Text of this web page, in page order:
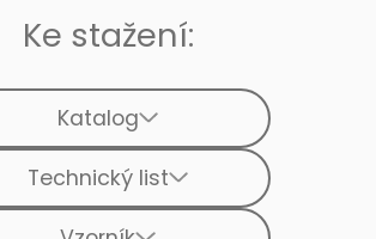
Ke stažení:
Katalog
Technický list